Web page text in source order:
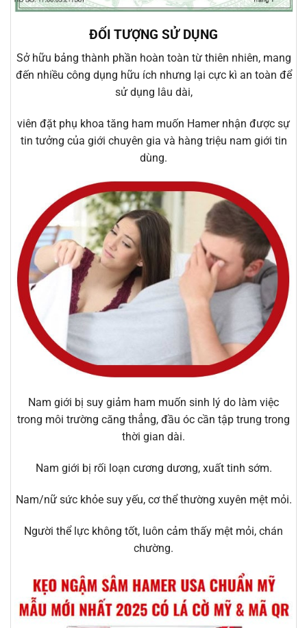
ĐỐI TƯỢNG SỬ DỤNG
Sở hữu bảng thành phần hoàn toàn từ thiên nhiên, mang
đến nhiều công dụng hữu ích nhưng lại cực kì an toàn để
sử dụng lâu dài,
viên đặt phụ khoa tăng ham muốn Hamer nhận được sự
tin tưởng của giới chuyên gia và hàng triệu nam giới tin
dùng.
Nam giới bị suy giảm ham muốn sinh lý do làm việc
trong môi trường căng thẳng, đầu óc cần tập trung trong
thời gian dài.
Nam giới bị rối loạn cương dương, xuất tinh sớm.
Nam/nữ sức khỏe suy yếu, cơ thể thường xuyên mệt mỏi.
Người thể lực không tốt, luôn cảm thấy mệt mỏi, chán
chường.